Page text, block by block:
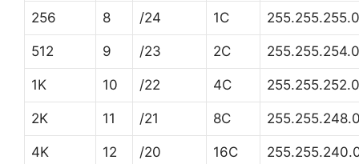
256 8 /24 1C 255.255.255.0
512 9 /23 2C 255.255.254.0
1K 10 /22 4C 255.255.252.0
2K 11 /21 8C
4K 12 /20 16C